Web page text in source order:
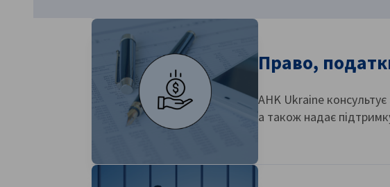
Право,
AHK Ukraine
а також надає